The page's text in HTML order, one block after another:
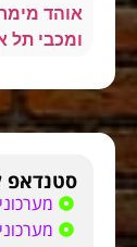
אוהד
ומכבי תל
סטנדאפ